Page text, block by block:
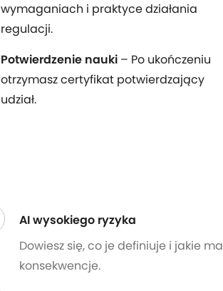
wymaganiach i praktyce działania
regulacji.
Potwierdzenie nauki– Po ukończeniu
otrzymasz certyfikat potwierdzający
udział.
AI wysokiego ryzyka
Dowiesz się, co je definiuje i jakie ma
konsekwencje.